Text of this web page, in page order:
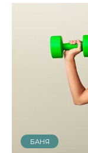
БАНЯ